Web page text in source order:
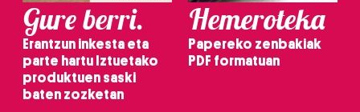
Gure berri.
Erantzun inkesta eta
parte hartu Iztuetako
produktuen saski
baten zozketan
Hemeroteka
Papereko zenbakiak
PDF formatuan